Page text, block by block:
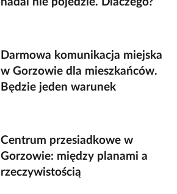
Darmowa komunikacja miejska
w Gorzowie dla mieszkańców.
Będzie jeden warunek
Centrum przesiadkowe w
Gorzowie: między planami a
rzeczywistością